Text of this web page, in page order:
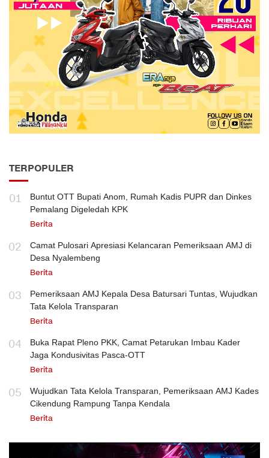
TERPOPULER
01
Buntut OTT Bupati Anom, Rumah Kadis PUPR dan Dinkes
Pemalang Digeledah KPK
Berita
02
Camat Pulosari Apresiasi Kelancaran Pemeriksaan AMJ di
Desa Nyalembeng
Berita
03
Pemeriksaan AMJ Kepala Desa Batursari Tuntas, Wujudkan
Tata Kelola Transparan
Berita
04
Buka Rapat Pleno PKK, Camat Petarukan Imbau Kader
Jaga Kondusivitas Pasca-OTT
Berita
05
Wujudkan Tata Kelola Transparan, Pemeriksaan AMJ Kades
Cikendung Rampung Tanpa Kendala
Berita